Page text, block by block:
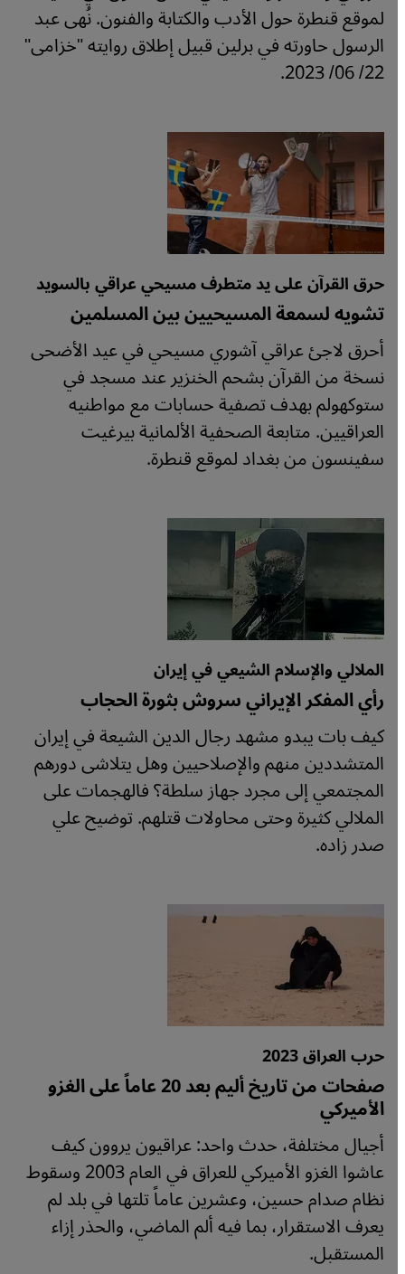
لموقع قنطرة حول الأدب والكتابة والفنون. نُهى عبد
الرسول حاورته في برلين قبيل إطلاق روايته "خزامى"
22/ 06/ 2023.
حرق القرآن على يد متطرف مسيحي عراقي بالسويد
تشويه لسمعة المسيحيين بين المسلمين
أحرق لاجئ عراقي آشوري مسيحي في عيد الأضحى
نسخة من القرآن بشحم الخنزير عند مسجد في
ستوكهولم بهدف تصفية حسابات مع مواطنيه
العراقيين. متابعة الصحفية الألمانية بيرغيت
سفينسون من بغداد لموقع قنطرة.
الملالي والإسلام الشيعي في إيران
رأي المفكر الإيراني سروش بثورة الحجاب
كيف بات يبدو مشهد رجال الدين الشيعة في إيران
المتشددين منهم والإصلاحيين وهل يتلاشى دورهم
المجتمعي إلى مجرد جهاز سلطة؟ فالهجمات على
الملالي كثيرة وحتى محاولات قتلهم. توضيح علي
صدر زاده.
حرب العراق 2023
صفحات من تاريخ أليم بعد 20 عاماً على الغزو
الأميركي
أجيال مختلفة، حدث واحد: عراقيون يروون كيف
عاشوا الغزو الأميركي للعراق في العام 2003 وسقوط
نظام صدام حسين، وعشرين عاماً تلتها في بلد لم
يعرف الاستقرار، بما فيه ألم الماضي، والحذر إزاء
المستقبل.